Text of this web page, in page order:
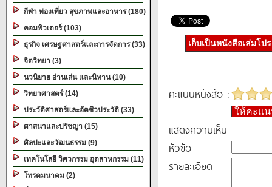
กีฬา ท่องเที่ยว สุขภาพและอาหาร (180)
คอมพิวเตอร์ (103)
ธุรกิจ เศรษฐศาสตร์และการจัดการ (33)
จิตวิทยา (3)
นวนิยาย อ่านเล่น และนิทาน (10)
วิทยาศาสตร์ (14)
ประวัติศาสตร์และอัตชีวประวัติ (33)
ศาสนาและปรัชญา (15)
ศิลปะและวัฒนธรรม (9)
เทคโนโลยี วิศวกรรม อุตสาหกรรม (11)
โทรคมนาคม (2)
เก็บเป็นหนังสือเล่มโป
คะแนนหนังสือ :
ให้คะแ
แสดงความเห็น
หัวข้อ
รายละเอียด